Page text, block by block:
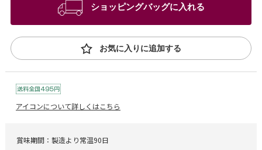
ショッピングバッグに入れる
お気に入りに追加する
アイコンについて詳しくはこちら
賞味期間：製造より常温90日